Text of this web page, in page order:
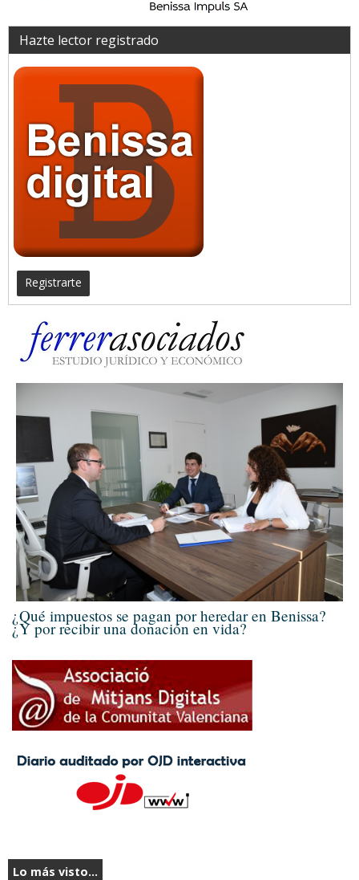
Hazte lector registrado
Registrarte
¿Qué impuestos se pagan por heredar en Benissa?
¿Y por recibir una donación en vida?
Lo más visto...